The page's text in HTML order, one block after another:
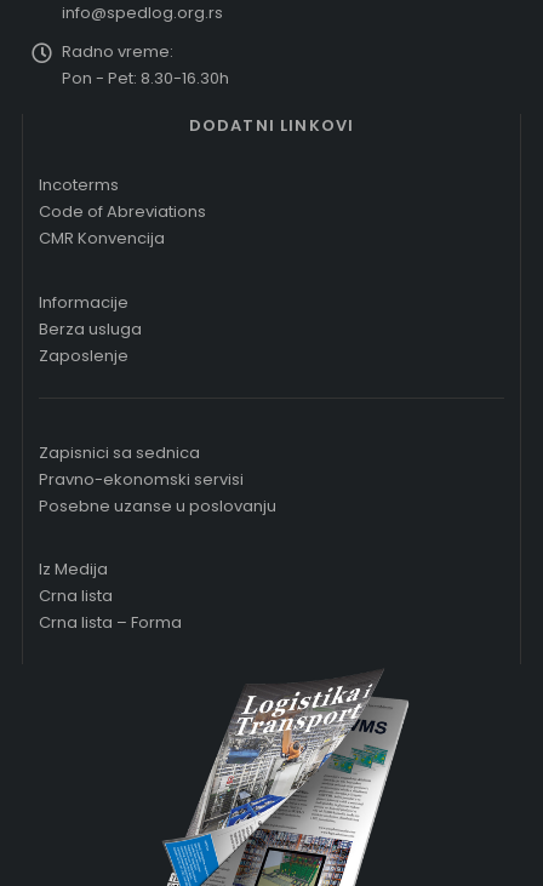
info@spedlog.org.rs
Radno vreme:
Pon - Pet: 8.30-16.30h
DODATNI LINKOVI
Incoterms
Code of Abreviations
CMR Konvencija
Informacije
Berza usluga
Zaposlenje
Zapisnici sa sednica
Pravno-ekonomski servisi
Posebne uzanse u poslovanju
Iz Medija
Crna lista
Crna lista – Forma